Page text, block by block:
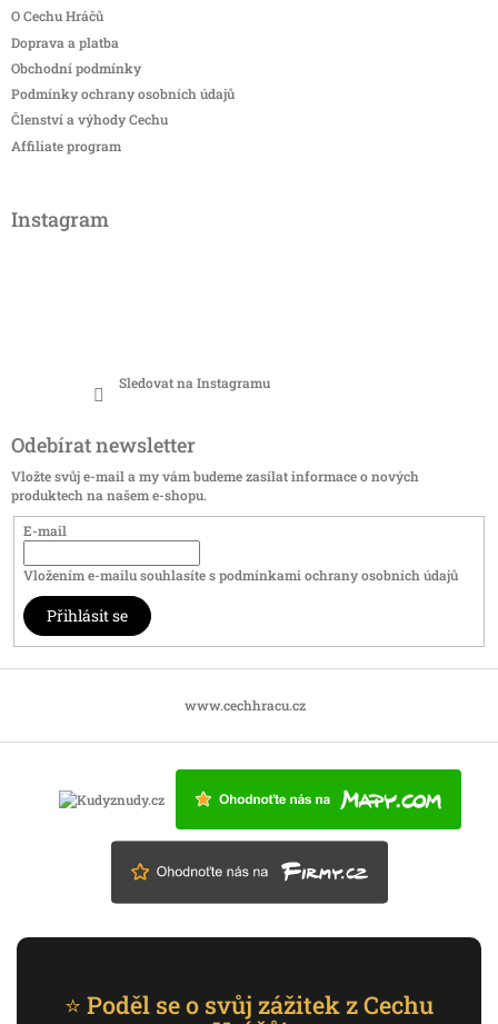
O Cechu Hráčů
Doprava a platba
Obchodní podmínky
Podmínky ochrany osobních údajů
Členství a výhody Cechu
Affiliate program
Instagram
Sledovat na Instagramu
Odebírat newsletter
Vložte svůj e-mail a my vám budeme zasílat informace o nových
produktech na našem e-shopu.
E-mail
Vložením e-mailu souhlasíte spodmínkami ochrany osobních údajů
Přihlásit se
www.cechhracu.cz
⭐ Poděl se o svůj zážitek z Cechu